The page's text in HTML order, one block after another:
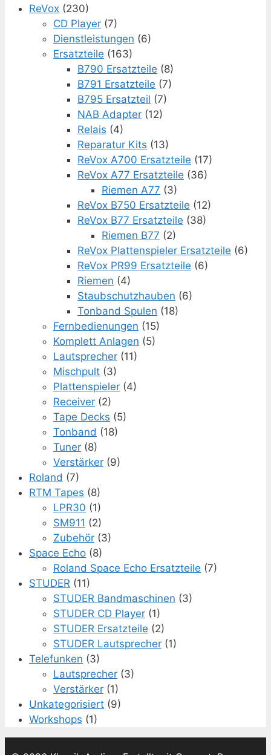
ReVox (230)
CD Player (7)
Dienstleistungen (6)
Ersatzteile (163)
B790 Ersatzteile (8)
B791 Ersatzteile (7)
B795 Ersatzteil (7)
NAB Adapter (12)
Relais (4)
Reparatur Kits (13)
ReVox A700 Ersatzteile (17)
ReVox A77 Ersatzteile (36)
Riemen A77 (3)
ReVox B750 Ersatzteile (12)
ReVox B77 Ersatzteile (38)
Riemen B77 (2)
ReVox Plattenspieler Ersatzteile (6)
ReVox PR99 Ersatzteile (6)
Riemen (4)
Staubschutzhauben (6)
Tonband Spulen (18)
Fernbedienungen (15)
Komplett Anlagen (5)
Lautsprecher (11)
Mischpult (3)
Plattenspieler (4)
Receiver (2)
Tape Decks (5)
Tonband (18)
Tuner (8)
Verstärker (9)
Roland (7)
RTM Tapes (8)
LPR30 (1)
SM911 (2)
Zubehör (3)
Space Echo (8)
Roland Space Echo Ersatzteile (7)
STUDER (11)
STUDER Bandmaschinen (3)
STUDER CD Player (1)
STUDER Ersatzteile (2)
STUDER Lautsprecher (1)
Telefunken (3)
Lautsprecher (3)
Verstärker (1)
Unkategorisiert (9)
Workshops (1)